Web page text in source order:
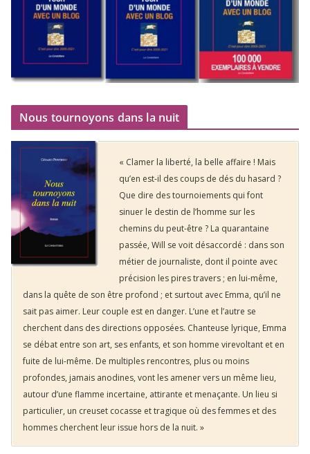
Nous tournoyons dans la nuit
« Clamer la liberté, la belle affaire ! Mais
qu’en est-il des coups de dés du hasard ?
Que dire des tournoiements qui font
sinuer le destin de l’homme sur les
chemins du peut-être ? La quarantaine
passée, Will se voit désaccordé : dans son
métier de journaliste, dont il pointe avec
précision les pires travers ; en lui-même,
dans la quête de son être profond ; et surtout avec Emma, qu’il ne
sait pas aimer. Leur couple est en danger. L’une et l’autre se
cherchent dans des directions opposées. Chanteuse lyrique, Emma
se débat entre son art, ses enfants, et son homme virevoltant et en
fuite de lui-même. De multiples rencontres, plus ou moins
profondes, jamais anodines, vont les amener vers un même lieu,
autour d’une flamme incertaine, attirante et menaçante. Un lieu si
particulier, un creuset cocasse et tragique où des femmes et des
hommes cherchent leur issue hors de la nuit. »